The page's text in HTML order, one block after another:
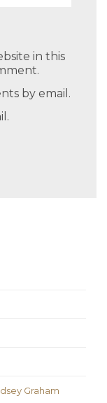
in this
by email.
Graham